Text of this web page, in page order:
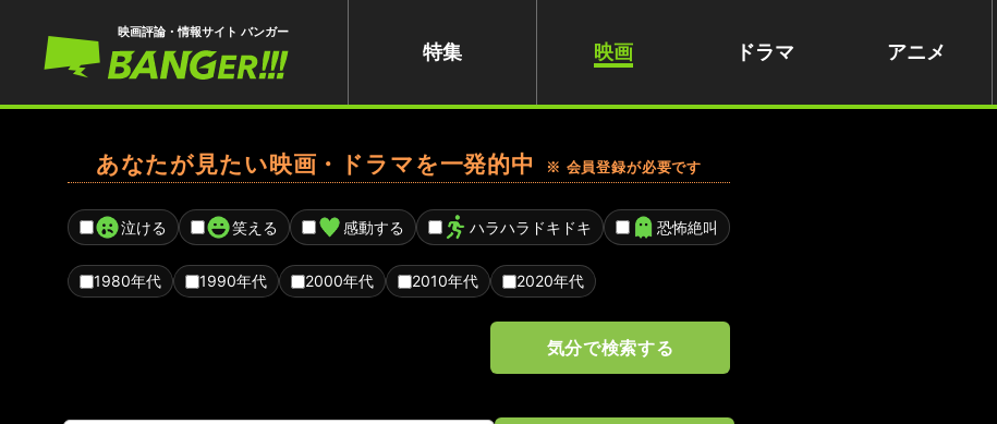
映画評論・情報サイト バンガー
特集 映画 ドラマ アニメ
あなたが見たい映画・ドラマを一発的中 ※ 会員登録が必要です
泣ける 笑える 感動する ハラハラドキドキ 恐怖絶叫
1980年代 1990年代 2000年代 2010年代 2020年代
気分で検索する